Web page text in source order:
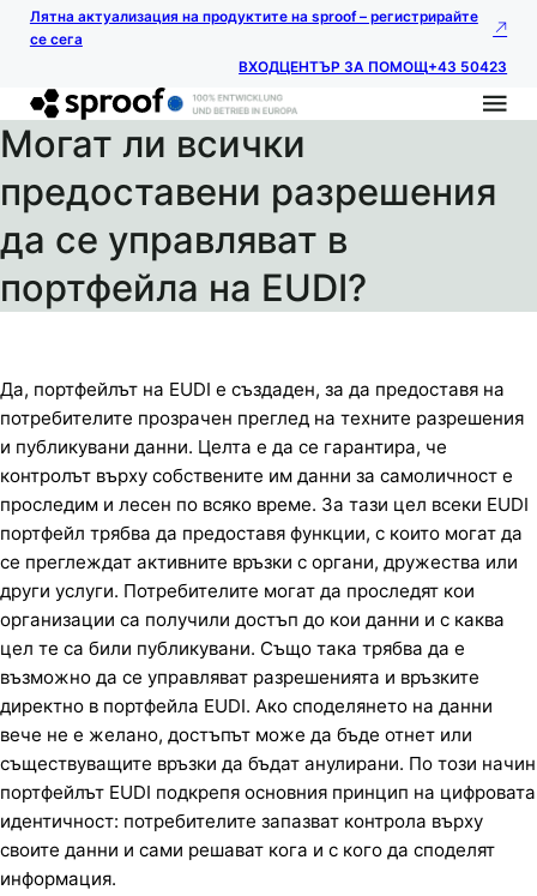
Лятна актуализация на продуктите на sproof – регистрирайте
се сега
ВХОДЦЕНТЪР ЗА ПОМОЩ+43 50423
Могат ли всички
предоставени разрешения
да се управляват в
портфейла на EUDI?
Да, портфейлът на EUDI е създаден, за да предоставя на
потребителите прозрачен преглед на техните разрешения
и публикувани данни. Целта е да се гарантира, че
контролът върху собствените им данни за самоличност е
проследим и лесен по всяко време. За тази цел всеки EUDI
портфейл трябва да предоставя функции, с които могат да
се преглеждат активните връзки с органи, дружества или
други услуги. Потребителите могат да проследят кои
организации са получили достъп до кои данни и с каква
цел те са били публикувани. Също така трябва да е
възможно да се управляват разрешенията и връзките
директно в портфейла EUDI. Ако споделянето на данни
вече не е желано, достъпът може да бъде отнет или
съществуващите връзки да бъдат анулирани. По този начин
портфейлът EUDI подкрепя основния принцип на цифровата
идентичност: потребителите запазват контрола върху
своите данни и сами решават кога и с кого да споделят
информация.